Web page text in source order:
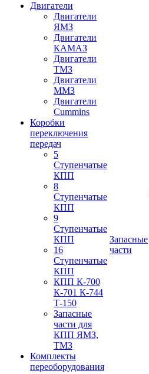
Двигатели
Двигатели
ЯМЗ
Двигатели
КАМАЗ
Двигатели
ТМЗ
Двигатели
ММЗ
Двигатели
Cummins
Коробки
переключения
передач
5
Ступенчатые
КПП
8
Ступенчатые
КПП
9
Ступенчатые
КПП
16
Ступенчатые
КПП
КПП К-700
К-701 К-744
Т-150
Запасные
части для
КПП ЯМЗ,
ТМЗ
Комплекты
переоборудования
Запасные
части